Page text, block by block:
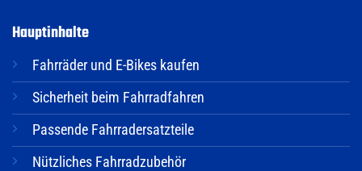
Hauptinhalte
Fahrräder und E-Bikes kaufen
Sicherheit beim Fahrradfahren
Passende Fahrradersatzteile
Nützliches Fahrradzubehör